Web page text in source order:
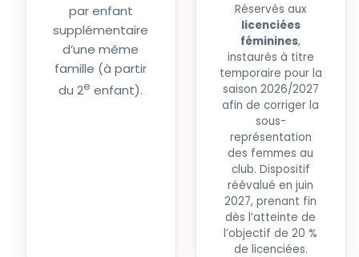
par enfant
supplémentaire
d’une même
famille (à partir
du 2e enfant).
Réservés aux
licenciées
féminines,
instaurés à titre
temporaire pour la
saison 2026/2027
afin de corriger la
sous-
représentation
des femmes au
club. Dispositif
réévalué en juin
2027, prenant fin
dès l’atteinte de
l’objectif de 20 %
de licenciées.